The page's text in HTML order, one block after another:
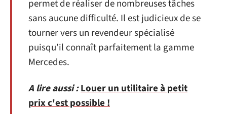
permet de réaliser de nombreuses tâches
sans aucune difficulté. Il est judicieux de se
tourner vers un revendeur spécialisé
puisqu’il connaît parfaitement la gamme
Mercedes.
A lire aussi :Louer un utilitaire à petit
prix c'est possible !